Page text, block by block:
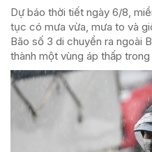
Dự báo thời tiết ngày 6/8,
tục có mưa vừa, mưa to và
Bão số 3 di chuyển ra ngoài
thành một vùng áp thấp trong